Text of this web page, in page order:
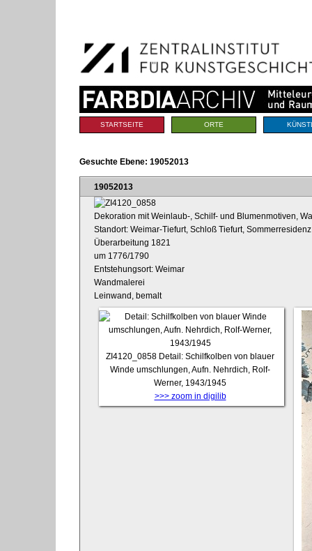
Navigation
Sektionen
STARTSEITE ORTE
Gesuchte Ebene: 19052013
19052013
Dekoration mit Weinlaub-, Schilf- und Blumenmotiven,
Standort: Weimar-Tiefurt, Schloß Tiefurt,
Überarbeitung 1821
um 1776/1790
Entstehungsort: Weimar
Wandmalerei
Leinwand, bemalt
ZI4120_0858 Detail: Schilfkolben von blauer
Winde umschlungen, Aufn. Nehrdich, Rolf-
Werner, 1943/1945
>>> zoom in digilib